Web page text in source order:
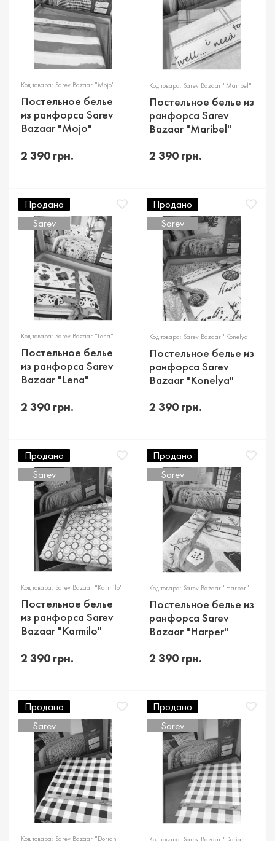
Код товара: Sarev Bazaar "Mojo"
Постельное белье
из ранфорса Sarev
Bazaar "Mojo"
2 390 грн.
Код товара: Sarev Bazaar "Maribel"
Постельное белье из
ранфорса Sarev
Bazaar "Maribel"
2 390 грн.
Продано
Sarev
Код товара: Sarev Bazaar "Lena"
Постельное белье
из ранфорса Sarev
Bazaar "Lena"
2 390 грн.
Продано
Sarev
Код товара: Sarev Bazaar "Konelya"
Постельное белье из
ранфорса Sarev
Bazaar "Konelya"
2 390 грн.
Продано
Sarev
Код товара: Sarev Bazaar "Karmilo"
Постельное белье
из ранфорса Sarev
Bazaar "Karmilo"
2 390 грн.
Продано
Sarev
Код товара: Sarev Bazaar "Harper"
Постельное белье из
ранфорса Sarev
Bazaar "Harper"
2 390 грн.
Продано
Sarev
Код товара: Sarev Bazaar "Dorian
Продано
Sarev
Код товара: Sarev Bazaar "Dorian